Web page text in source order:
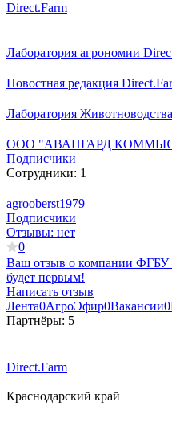
Direct.Farm
Лаборатория агрономии
Новостная редакция
Лаборатория
ООО "АВАНГАРД
Подписчики
Сотрудники: 1
agrooberst1979
Подписчики
Отзывы: нет
0
Ваш отзыв о компании
будет первым!
Написать отзыв
Лента0АгроЭфир0Вакансии0
Партнёры: 5
Direct.Farm
Краснодарский край